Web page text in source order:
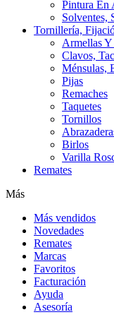
Pintura En
Solventes,
Tornillería,
Armellas
Clavos,
Ménsulas,
Pijas
Remaches
Taquetes
Tornillos
Birlos
Varilla
Remates
Más
Más vendidos
Novedades
Remates
Marcas
Favoritos
Facturación
Ayuda
Asesoría